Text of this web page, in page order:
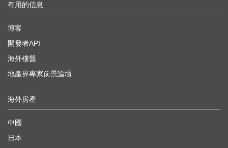
有用的信息
博客
開發者API
海外樓盤
地產界專家前景論壇
海外房產
中國
日本